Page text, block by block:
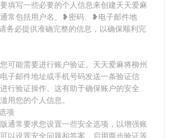
填写一些必要的个人信息来创建天天爱麻
常包括用户名、❥密码、❥电子邮件地
务必提供准确完整的信息，以确保顺利完
可能需要进行账户验证。天天爱麻将柳州
子邮件地址或手机号码发送一条验证信
行验证操作。这有助于确保账户的安全
用您的个人信息。
项
通常要求您设置一些安全选项，以增强账
以设置安全问题和答案，启用两步验证等